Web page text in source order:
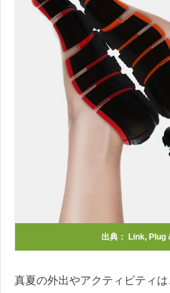
出典： Link, Plug
真夏の外出やアクティビティ